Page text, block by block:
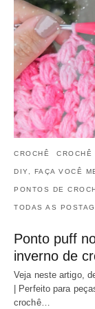
CROCHÊ CROCHÊ
DIY, FAÇA VOCÊ
PONTOS DE
TODAS AS
Ponto puff
inverno de
Veja neste artigo,
| Perfeito para
crochê…